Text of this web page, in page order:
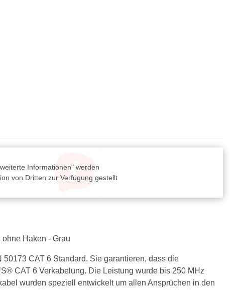
Informationen" werden
von Dritten zur Verfügung gestellt
Haken - Grau
CAT 6 Standard. Sie garantieren, dass die
CAT 6 Verkabelung. Die Leistung wurde bis 250 MHz
wurden speziell entwickelt um allen Ansprüchen in den